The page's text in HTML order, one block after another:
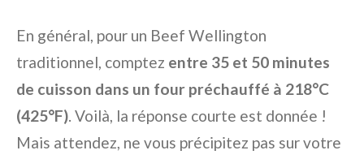
En général, pour un Beef Wellington
traditionnel, comptez entre 35 et 50 minutes
de cuisson dans un four préchauffé à 218°C
(425°F). Voilà, la réponse courte est donnée !
Mais attendez, ne vous précipitez pas sur votre